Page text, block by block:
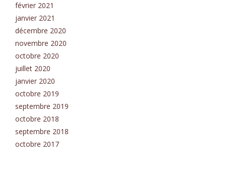
février 2021
janvier 2021
décembre 2020
novembre 2020
octobre 2020
juillet 2020
janvier 2020
octobre 2019
septembre 2019
octobre 2018
septembre 2018
octobre 2017